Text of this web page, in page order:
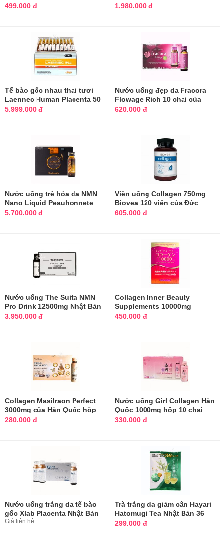
499.000 đ
hộp 90 viên
1.980.000 đ
Tế bào gốc nhau thai tươi
Laennec Human Placenta 50
ống
5.999.000 đ
Nước uống đẹp da Fracora
Flowage Rich 10 chai của
Nhật Bản
620.000 đ
Nước uống trẻ hóa da NMN
Nano Liquid Peauhonnete
Nhật Bản
5.700.000 đ
Viên uống Collagen 750mg
Biovea 120 viên của Đức
605.000 đ
Nước uống The Suita NMN
Pro Drink 12500mg Nhật Bản
10 chai
3.950.000 đ
Collagen Inner Beauty
Supplements 10000mg
Aishodo Nhật Bản
450.000 đ
Collagen Masilraon Perfect
3000mg của Hàn Quốc hộp
10 chai
280.000 đ
Nước uống Girl Collagen Hàn
Quốc 1000mg hộp 10 chai
330.000 đ
N­ước uống trắng da tế bào
gốc Xlab Placenta Nhật Bản
10 chai
Giá liên hệ
Trà trắng da giảm cân Hayari
Hatomugi Tea Nhật Bản 36
gói
299.000 đ